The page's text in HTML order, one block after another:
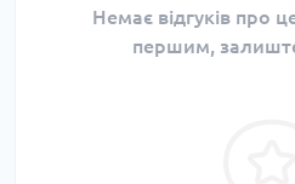
Немає відгуків про
першим, залиште